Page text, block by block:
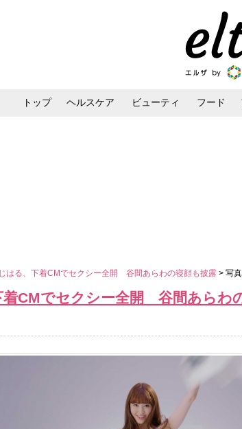
トップ ヘルスケア ビューティ フード
はる、下着CMでセクシー全開 谷間あらわの寝顔も披露 > 写
着CMでセクシー全開 谷間あらわ